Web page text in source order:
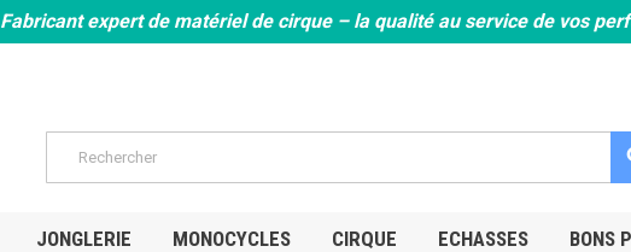
Fabricant expert de matériel de cirque – la qualité au service de vos
JONGLERIE MONOCYCLES CIRQUE ECHASSES BONS